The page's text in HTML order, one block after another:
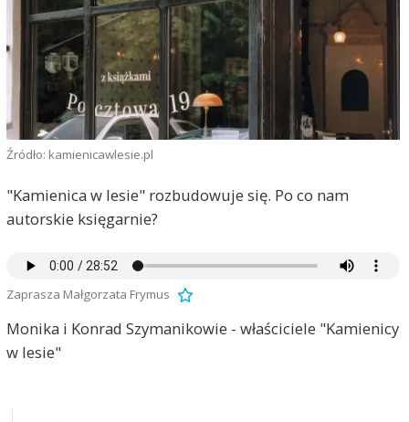
Źródło: kamienicawlesie.pl
"Kamienica w lesie" rozbudowuje się. Po co nam
autorskie księgarnie?
Zaprasza Małgorzata Frymus
Monika i Konrad Szymanikowie - właściciele "Kamienicy
w lesie"